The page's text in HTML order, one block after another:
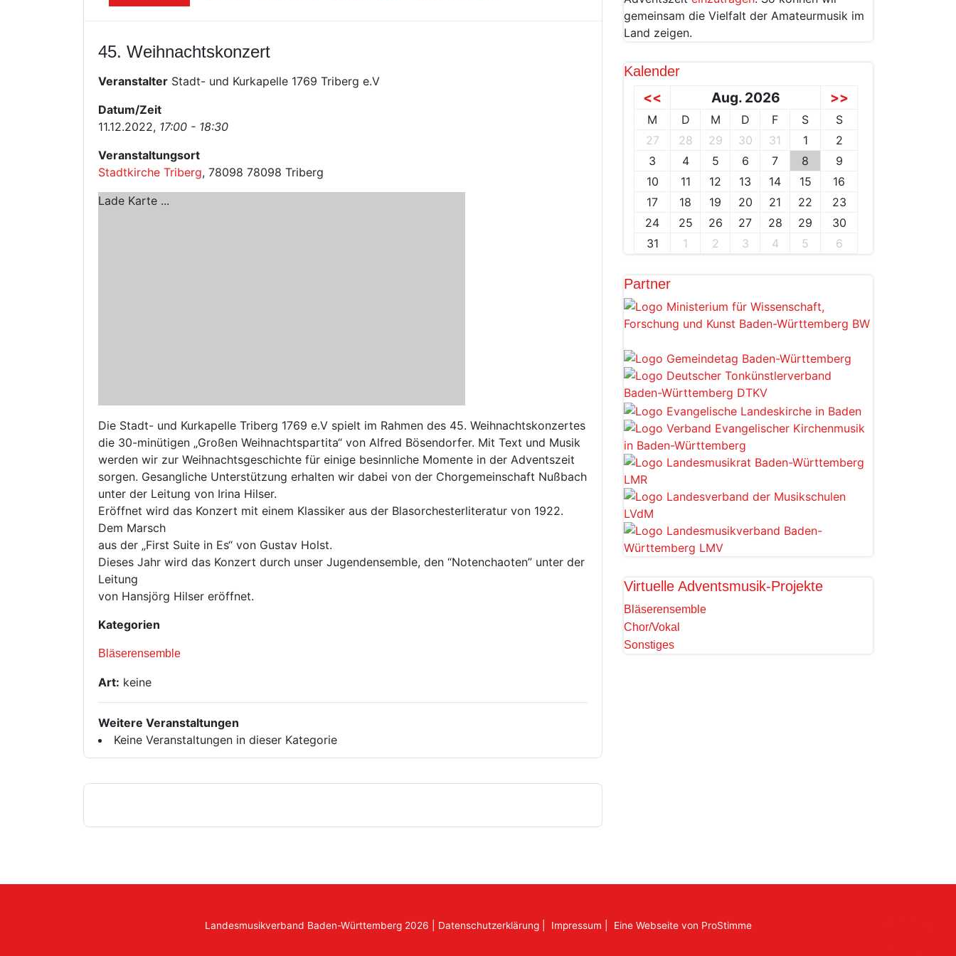
45. Weihnachtskonzert
Veranstalter Stadt- und Kurkapelle 1769 Triberg e.V
Datum/Zeit
11.12.2022, 17:00 - 18:30
Veranstaltungsort
Stadtkirche Triberg, 78098 78098 Triberg
Lade Karte ...
Die Stadt- und Kurkapelle Triberg 1769 e.V spielt im Rahmen des 45. Weihnachtskonzertes
die 30-minütigen „Großen Weihnachtspartita“ von Alfred Bösendorfer. Mit Text und Musik
werden wir zur Weihnachtsgeschichte für einige besinnliche Momente in der Adventszeit
sorgen. Gesangliche Unterstützung erhalten wir dabei von der Chorgemeinschaft Nußbach
unter der Leitung von Irina Hilser.
Eröffnet wird das Konzert mit einem Klassiker aus der Blasorchesterliteratur von 1922.
Dem Marsch
aus der „First Suite in Es“ von Gustav Holst.
Dieses Jahr wird das Konzert durch unser Jugendensemble, den “Notenchaoten” unter der
Leitung
von Hansjörg Hilser eröffnet.
Kategorien
Bläserensemble
Art: keine
Weitere Veranstaltungen
Keine Veranstaltungen in dieser Kategorie
gemeinsam die Vielfalt der Amateurmusik im
Land zeigen.
Kalender
<< Aug. 2026 >>
M D M D F S
S
27
28 29 30 31 1
2
3
4 5 6 7 8
9
10
11 12 13 14 15
16
17
18 19 20 21 22
23
24
25 26 27 28 29
30
31
1 2 3 4 5 6
Partner
Virtuelle Adventsmusik-Projekte
Bläserensemble
Chor/Vokal
Sonstiges
Landesmusikverband Baden-Württemberg 2026 Datenschutzerklärung Impressum Eine Webseite von ProStimme